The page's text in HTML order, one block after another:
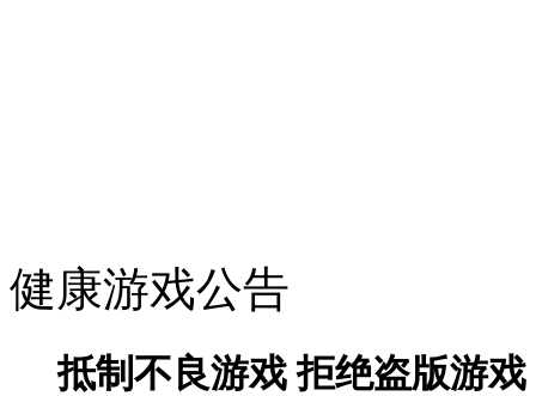
健康游戏公告
抵制不良游戏 拒绝盗版游